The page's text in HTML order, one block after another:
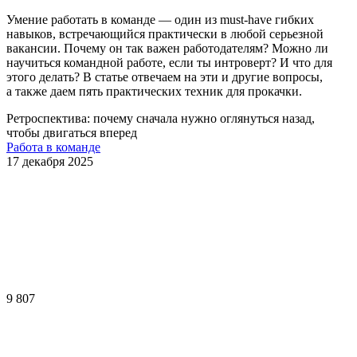
Умение работать в команде — один из must-have гибких
навыков, встречающийся практически в любой серьезной
вакансии. Почему он так важен работодателям? Можно ли
научиться командной работе, если ты интроверт? И что для
этого делать? В статье отвечаем на эти и другие вопросы,
а также даем пять практических техник для прокачки.
Ретроспектива: почему сначала нужно оглянуться назад,
чтобы двигаться вперед
Работа в команде
17 декабря 2025
9 807